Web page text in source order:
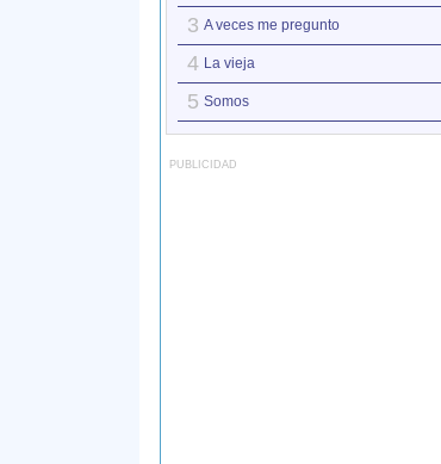
3 A veces me pregunto
4 La vieja
5 Somos
PUBLICIDAD